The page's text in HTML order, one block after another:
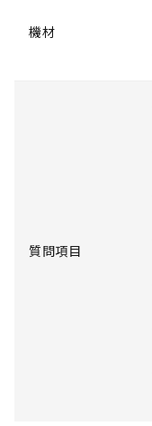
機材
質問項目